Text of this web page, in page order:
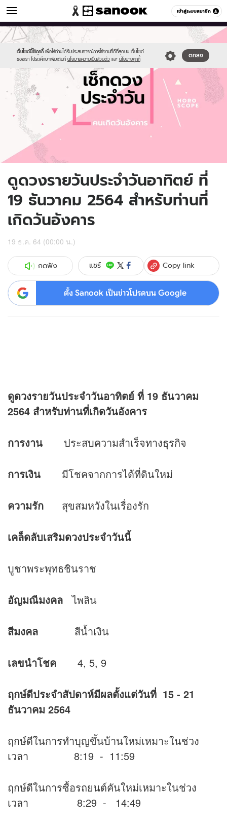
เข้าสู่ระบบสมาชิก
ดูดวง หมวดอื่นๆ
เว็บไซต์นี้ใช้คุกกี้ เพื่อให้ท่านได้รับประสบการณ์การใช้งานที่ดีที่สุดบน เว็บไซต์
ของเรา โปรดศึกษาเพิ่มเติมที่ นโยบายความเป็นส่วนตัว และ นโยบายคุกกี้
ตกลง
Sanook
//s.isanook.com/sr/0/images/logo-
new-
sanook.png
600
60
//s.isanook.com/ho/0/ud/fxd/day/daily-
horoscope-
tuesday.jpg
ดูดวงรายวันประจำวันอาทิตย์ ที่
19 ธันวาคม 2564 สำหรับท่านที่
เกิดวันอังคาร
19 ธ.ค. 64 (00:00 น.)
กดฟัง แชร์ Copy link
ตั้ง Sanook เป็นข่าวโปรดบน Google
ดูดวงรายวันประจำวันอาทิตย์ ที่ 19 ธันวาคม
2564 สำหรับท่านที่เกิดวันอังคาร
การงาน ประสบความสำเร็จทางธุรกิจ
การเงิน มีโชคจากการได้ที่ดินใหม่
ความรัก สุขสมหวังในเรื่องรัก
เคล็ดลับเสริมดวงประจำวันนี้
บูชาพระพุทธชินราช
อัญมณีมงคล ไพลิน
สีมงคล สีน้ำเงิน
เลขนำโชค 4, 5, 9
ฤกษ์ดีประจำสัปดาห์มีผลตั้งแต่วันที่ 15 - 21
ธันวาคม 2564
ฤกษ์ดีในการทำบุญขึ้นบ้านใหม่เหมาะในช่วง
เวลา 8:19 - 11:59
ฤกษ์ดีในการซื้อรถยนต์คันใหม่เหมาะในช่วง
เวลา 8:29 - 14:49